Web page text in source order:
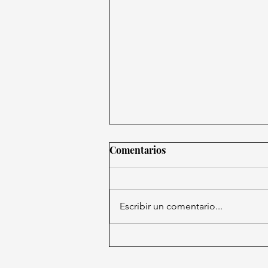
Comentarios
Escribir un comentario...